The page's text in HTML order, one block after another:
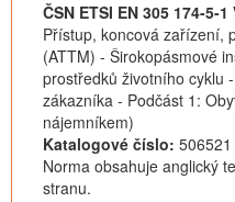
ČSN ETSI EN 305 174-5-1
Přístup, koncová zařízení,
(ATTM) - Širokopásmové
prostředků životního cyklu
zákazníka - Podčást 1:
nájemníkem)
Katalogové číslo: 506521
Norma obsahuje anglický
stranu.